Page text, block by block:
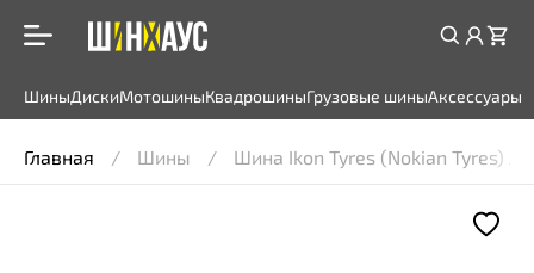
ШиныДискиМотошиныКвадрошиныГрузовые шиныАксессуары
Главная Шины Шина Ikon Tyres (Nokian Tyres)